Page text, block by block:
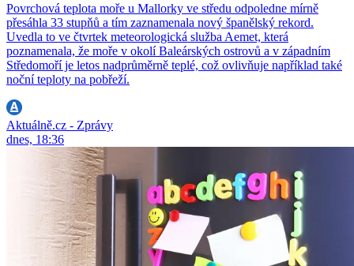
Povrchová teplota moře u Mallorky ve středu odpoledne mírně
přesáhla 33 stupňů a tím zaznamenala nový španělský rekord.
Uvedla to ve čtvrtek meteorologická služba Aemet, která
poznamenala, že moře v okolí Baleárských ostrovů a v západním
Středomoří je letos nadprůměrně teplé, což ovlivňuje například také
noční teploty na pobřeží.
Aktuálně.cz - Zprávy
dnes, 18:36